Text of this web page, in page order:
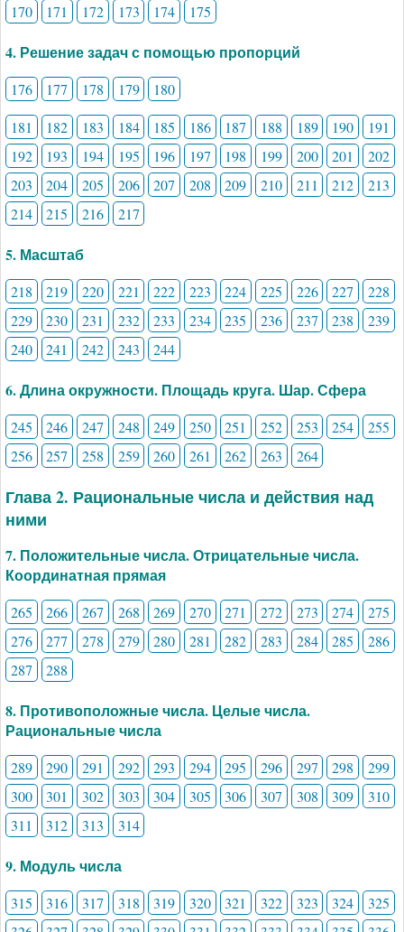
170
171 172 173 174 175
4. Решение задач с помощью пропорций
176 177 178 179
180
181
182 183 184 185 186 187 188 189 190
191
192
193 194 195 196 197 198 199 200 201
202
203
204 205 206 207 208 209 210 211 212
213
214
215 216 217
5. Масштаб
218 219 220 221 222 223 224 225 226 227
228
229
230 231 232 233 234 235 236 237 238
239
240
241 242 243 244
6. Длина окружности. Площадь круга. Шар. Сфера
245 246 247 248 249 250 251 252 253 254
255
256
257 258 259 260 261 262 263 264
Глава 2. Рациональные числа и действия над
ними
7. Положительные числа. Отрицательные числа.
Координатная прямая
265 266 267 268 269 270 271 272 273 274
275
276
277 278 279 280 281 282 283 284 285
286
287
288
8. Противоположные числа. Целые числа.
Рациональные числа
289 290 291 292 293 294 295 296 297 298
299
300
301 302 303 304 305 306 307 308 309
310
311
312 313 314
9. Модуль числа
315 316 317 318 319 320 321 322 323 324
325